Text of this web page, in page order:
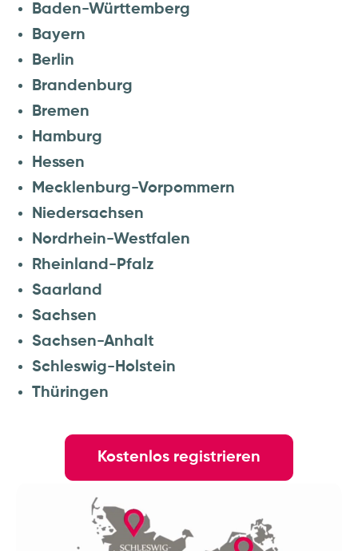
Baden-Württemberg
Bayern
Berlin
Brandenburg
Bremen
Hamburg
Hessen
Mecklenburg-Vorpommern
Niedersachsen
Nordrhein-Westfalen
Rheinland-Pfalz
Saarland
Sachsen
Sachsen-Anhalt
Schleswig-Holstein
Thüringen
Kostenlos registrieren